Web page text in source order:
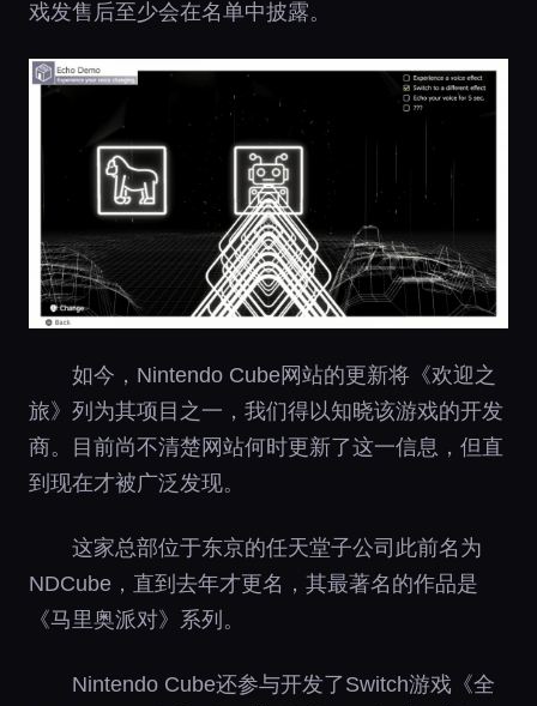
戏发售后至少会在名单中披露。
如今，Nintendo Cube网站的更新将《欢迎之
旅》列为其项目之一，我们得以知晓该游戏的开发
商。目前尚不清楚网站何时更新了这一信息，但直
到现在才被广泛发现。
这家总部位于东京的任天堂子公司此前名为
NDCube，直到去年才更名，其最著名的作品是
《马里奥派对》系列。
Nintendo Cube还参与开发了Switch游戏《全